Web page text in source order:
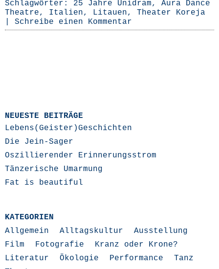
Schlagwörter: 25 Jahre Unidram, Aura Dance
Theatre, Italien, Litauen, Theater Koreja
Schreibe einen Kommentar
NEUESTE BEITRÄGE
Lebens(Geister)Geschichten
Die Jein-Sager
Oszillierender Erinnerungsstrom
Tänzerische Umarmung
Fat is beautiful
KATEGORIEN
Allgemein
Alltagskultur
Ausstellung
Film
Fotografie
Kranz oder Krone?
Literatur
Ökologie Performance
Tanz